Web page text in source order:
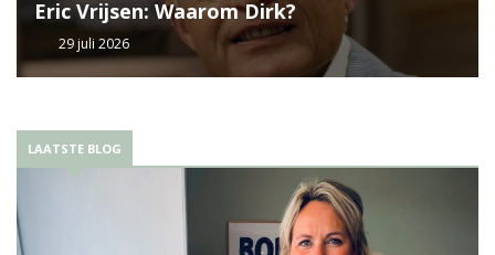
Eric Vrijsen: Waarom Dirk?
29 juli 2026
LAATSTE BLOG